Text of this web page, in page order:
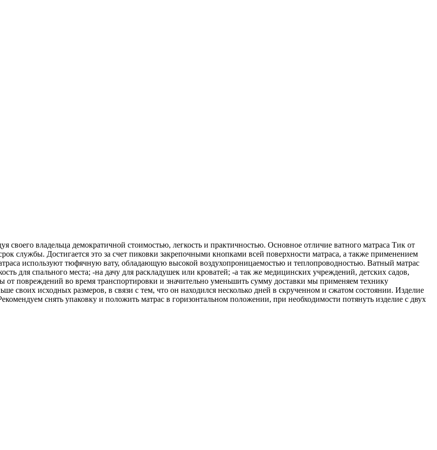
своего владельца демократичной стоимостью, легкость и практичностью. Основное отличие ватного матраса Тик от
службы. Достигается это за счет пиковки закрепочными кнопками всей поверхности матраса, а также применением
используют тюфячную вату, обладающую высокой воздухопроницаемостью и теплопроводностью. Ватный матрас
для спального места; -на дачу для раскладушек или кроватей; -а так же медицинских учреждений, детских садов,
от повреждений во время транспортировки и значительно уменьшить сумму доставки мы применяем технику
своих исходных размеров, в связи с тем, что он находился несколько дней в скрученном и сжатом состоянии. Изделие
снять упаковку и положить матрас в горизонтальном положении, при необходимости потянуть изделие с двух